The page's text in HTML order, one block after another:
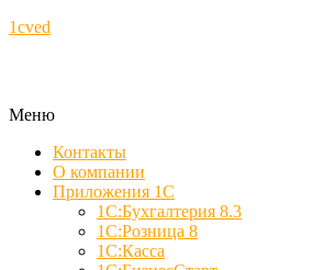
1cved
Меню
Контакты
О компании
Приложения 1С
1С:Бухгалтерия 8.3
1С:Розница 8
1С:Касса